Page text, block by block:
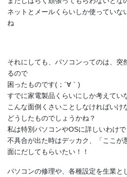
ネットとメールくらいしか使っていな
ね
それにしても、パソコンってのは、突
るので
困ったものです(；´∀｀)
すでに家電製品くらいにしか考えてい
こんな面倒くさいことしなければいけ
どうしたものでしょうかね？
私は特別パソコンやOSに詳しいわけ
不具合が出た時はデッカク、「ここが
面にだしてもらいたい！！
パソコンの修理や、各種設定を生業と